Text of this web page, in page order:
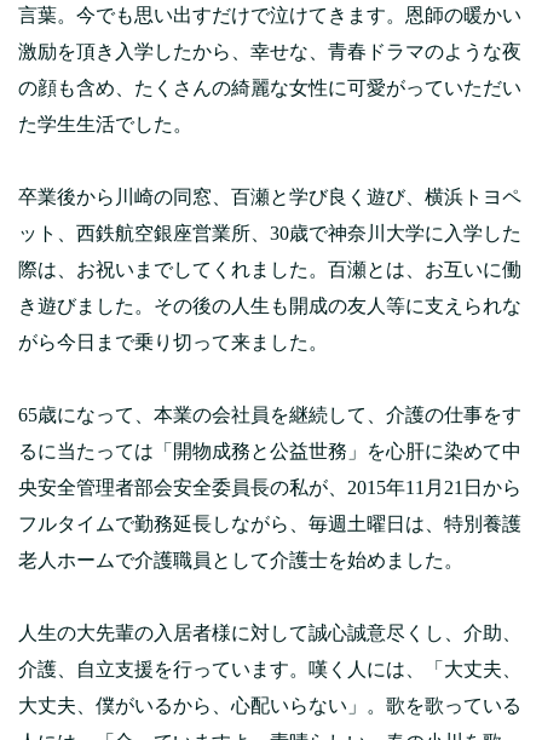
言葉。今でも思い出すだけで泣けてきます。恩師の暖かい
激励を頂き入学したから、幸せな、青春ドラマのような夜
の顔も含め、たくさんの綺麗な女性に可愛がっていただい
た学生生活でした。
卒業後から川崎の同窓、百瀬と学び良く遊び、横浜トヨペ
ット、西鉄航空銀座営業所、30歳で神奈川大学に入学した
際は、お祝いまでしてくれました。百瀬とは、お互いに働
き遊びました。その後の人生も開成の友人等に支えられな
がら今日まで乗り切って来ました。
65歳になって、本業の会社員を継続して、介護の仕事をす
るに当たっては「開物成務と公益世務」を心肝に染めて中
央安全管理者部会安全委員長の私が、2015年11月21日から
フルタイムで勤務延長しながら、毎週土曜日は、特別養護
老人ホームで介護職員として介護士を始めました。
人生の大先輩の入居者様に対して誠心誠意尽くし、介助、
介護、自立支援を行っています。嘆く人には、「大丈夫、
大丈夫、僕がいるから、心配いらない」。歌を歌っている